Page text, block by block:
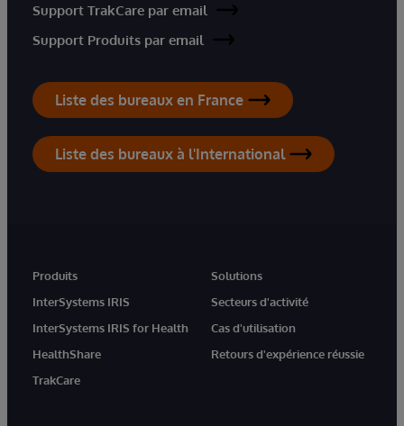
Support TrakCare par email
Support Produits par email
Liste des bureaux en France
Liste des bureaux à l'International
Produits
InterSystems IRIS
InterSystems IRIS for Health
HealthShare
TrakCare
Solutions
Secteurs d'activité
Cas d'utilisation
Retours d'expérience réussie